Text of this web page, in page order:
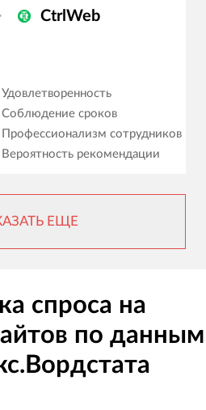
CtrlWeb
Удовлетворенность
Соблюдение сроков
Профессионализм сотрудников
Вероятность рекомендации
ЕЩЕ
спроса на
по данным